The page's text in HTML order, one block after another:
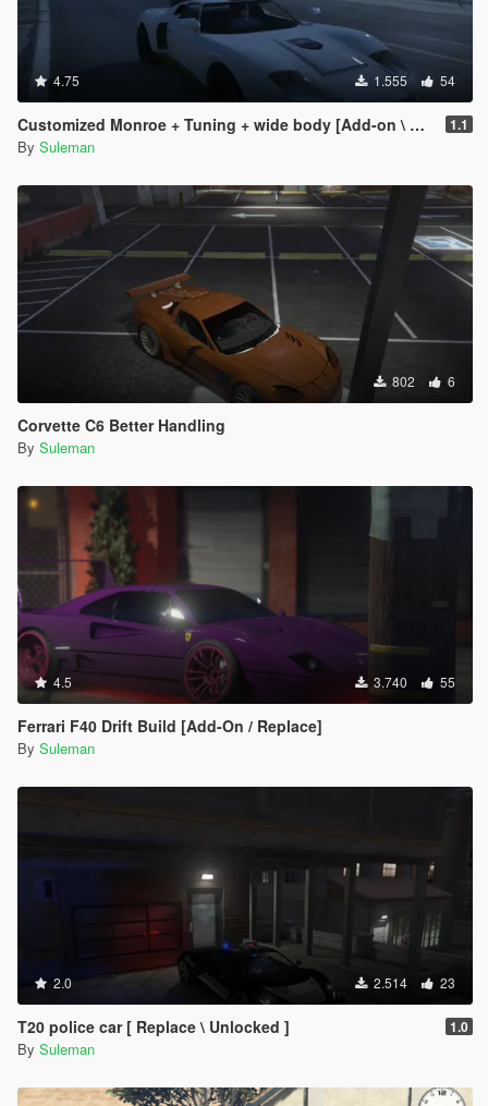
4.75 1.555 54
Customized Monroe + Tuning + wide body [Add-on \ Replace] 1.1
By Suleman
802 6
Corvette C6 Better Handling
By Suleman
4.5 3.740 55
Ferrari F40 Drift Build [Add-On / Replace]
By Suleman
2.0 2.514 23
T20 police car [ Replace \ Unlocked ] 1.0
By Suleman